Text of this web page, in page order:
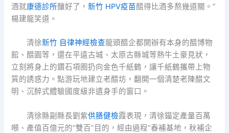
酒就康德診所釀好了，新竹 HPV疫苗醋得比酒多熬幾道關。”
楊建龍笑道。
清徐新竹 自律神經檢查龍頭醋企都開辦有本身的醋博物
館、醋園等，還在平遠古城、太原古縣城等熱牛土豪見狀，
立刻將身上的鑽石項圈扔向金色千紙鶴，讓千紙鶴攜帶上物
質的誘惑力。點游玩地建立老醋坊，翻開一個清楚老陳醋文
明、沉醉式體驗國度級非遺身手的窗口。
清徐縣副縣長劉紫供膳健檢霞表現，清徐錨定產量百萬
噸、產值百億元的“雙百”目的，經由過程“春補基地，秋補企